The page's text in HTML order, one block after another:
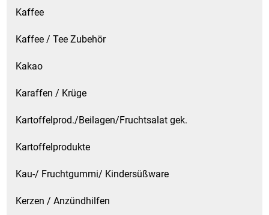
Textilien
Tischbereich
Tischkultur
Trocken-/Backfrüchte
Verpackung- und Verbrauchsmaterial
Kaffee
Kaffee / Tee Zubehör
Kakao
Karaffen / Krüge
Kartoffelprod./Beilagen/Fruchtsalat gek.
Kartoffelprodukte
Kau-/ Fruchtgummi/ Kindersüßware
Kerzen / Anzündhilfen